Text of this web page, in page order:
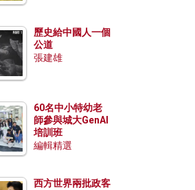
歷史給中國人一個
公道
張建雄
60名中小特幼老
師參與城大GenAI
培訓班
編輯精選
西方世界兩批政客